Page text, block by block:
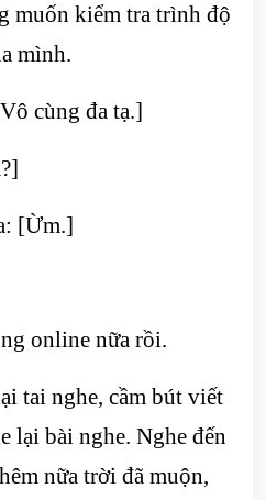
muốn kiểm tra trình độ
mình.
cùng đa tạ.]
[Ừm.]
online nữa rồi.
tai nghe, cầm bút viết
lại bài nghe. Nghe đến
nữa trời đã muộn,